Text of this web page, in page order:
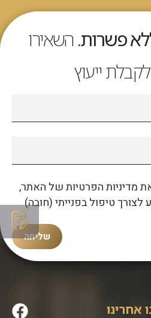
פשרות. השאירו
ייעוץ
מדיניות הפרטיות של האתר,
טיפול בפנייתי (חובה)
שליחה
אחרינו